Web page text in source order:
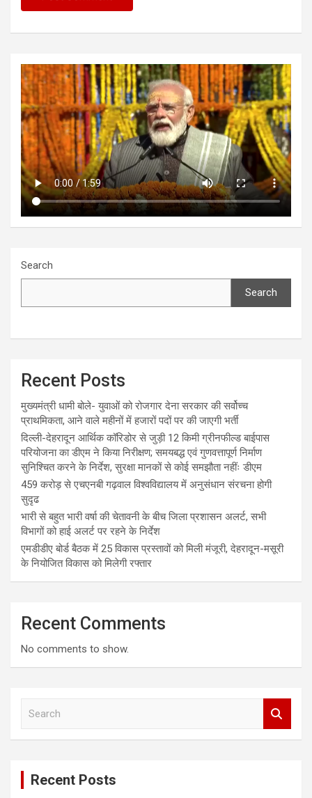
Search
Search
Recent Posts
मुख्यमंत्री धामी बोले- युवाओं को रोजगार देना सरकार की सर्वोच्च
प्राथमिकता, आने वाले महीनों में हजारों पदों पर की जाएगी भर्ती
दिल्ली-देहरादून आर्थिक कॉरिडोर से जुड़ी 12 किमी ग्रीनफील्ड बाईपास
परियोजना का डीएम ने किया निरीक्षण; समयबद्ध एवं गुणवत्तापूर्ण निर्माण
सुनिश्चित करने के निर्देश, सुरक्षा मानकों से कोई समझौता नहींः डीएम
459 करोड़ से एचएनबी गढ़वाल विश्वविद्यालय में अनुसंधान संरचना होगी
सुदृढ
भारी से बहुत भारी वर्षा की चेतावनी के बीच जिला प्रशासन अलर्ट, सभी
विभागों को हाई अलर्ट पर रहने के निर्देश
एमडीडीए बोर्ड बैठक में 25 विकास प्रस्तावों को मिली मंजूरी, देहरादून-मसूरी
के नियोजित विकास को मिलेगी रफ्तार
Recent Comments
No comments to show.
Recent Posts